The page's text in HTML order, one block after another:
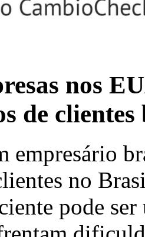
nos
de
empresário
no
pode